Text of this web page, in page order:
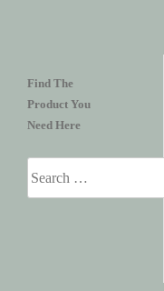
Find The
Product You
Need Here